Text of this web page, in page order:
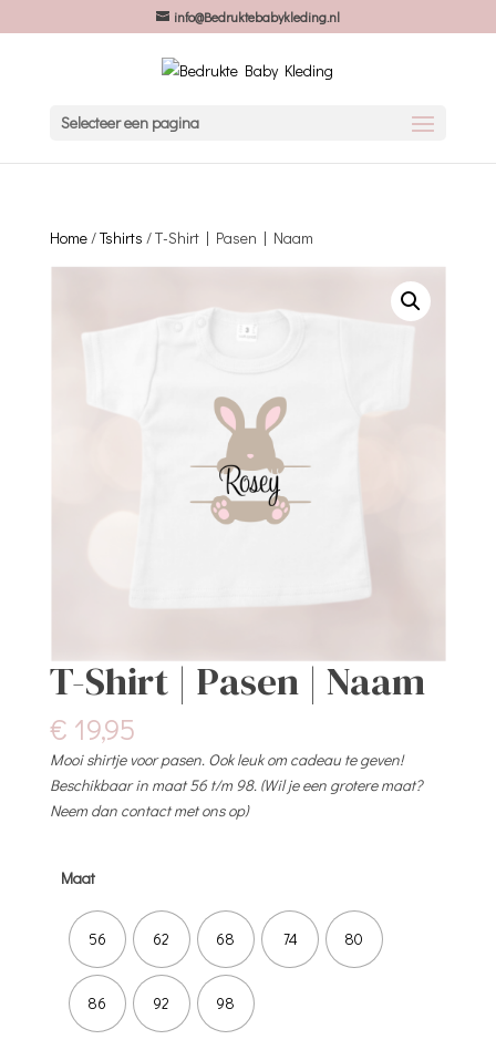
info@Bedruktebabykleding.nl
Selecteer een pagina
Home/Tshirts / T-Shirt | Pasen | Naam
T-Shirt | Pasen | Naam
€ 19,95
Mooi shirtje voor pasen. Ook leuk om cadeau te geven!
Beschikbaar in maat 56 t/m 98. (Wil je een grotere maat?
Neem dan contact met ons op)
Maat
56 62 68 74 80
86 92 98